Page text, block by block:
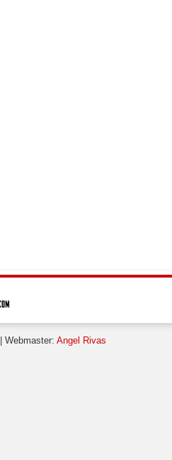
| Webmaster: Angel Rivas